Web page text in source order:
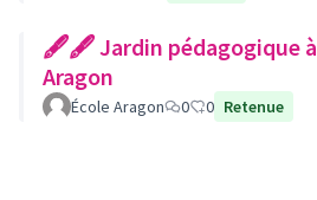
🖋🖋 Jardin pédagogique
Aragon
École Aragon 0 0 Retenue